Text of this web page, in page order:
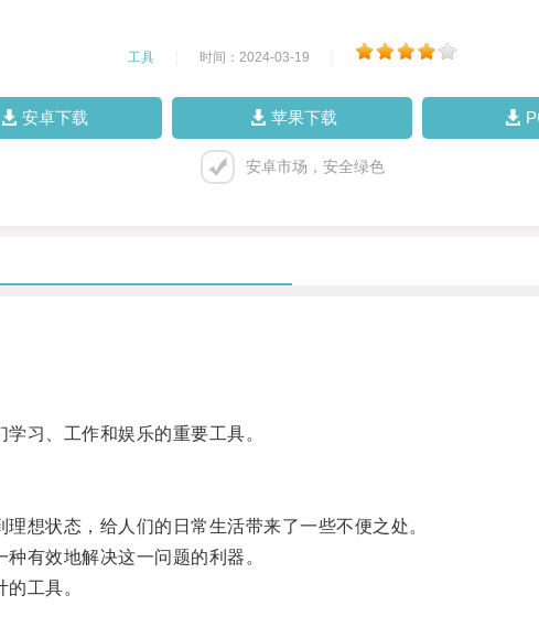
工具 时间：2024-03-19
安卓下载 苹果下载
安卓市场，安全绿色
习、工作和娱乐的重要工具。
状态，给人们的日常生活带来了一些不便之处。
有效地解决这一问题的利器。
工具。